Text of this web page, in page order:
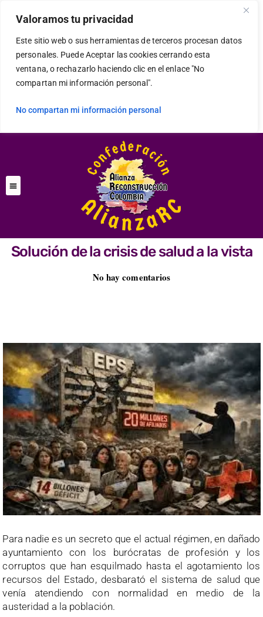
Valoramos tu privacidad
Este sitio web o sus herramientas de terceros procesan datos
personales. Puede Aceptar las cookies cerrando esta
ventana, o rechazarlo haciendo clic en el enlace "No
compartan mi información personal".
No compartan mi información personal
Solución de la crisis de salud a la vista
No hay comentarios
Para nadie es un secreto que el actual régimen, en dañado
ayuntamiento con los burócratas de profesión y los
corruptos que han esquilmado hasta el agotamiento los
recursos del Estado, desbarató el sistema de salud que
venía atendiendo con normalidad en medio de la
austeridad a la población.